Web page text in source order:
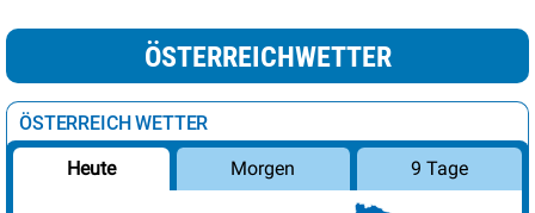
ÖSTERREICHWETTER
ÖSTERREICH WETTER
Heute Morgen 9 Tage